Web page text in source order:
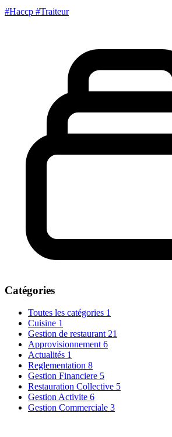
#Haccp #Traiteur
Catégories
Toutes les catégories 1
Cuisine 1
Gestion de restaurant 21
Approvisionnement 6
Actualités 1
Reglementation 8
Gestion Financiere 5
Restauration Collective 5
Gestion Activite 6
Gestion Commerciale 3